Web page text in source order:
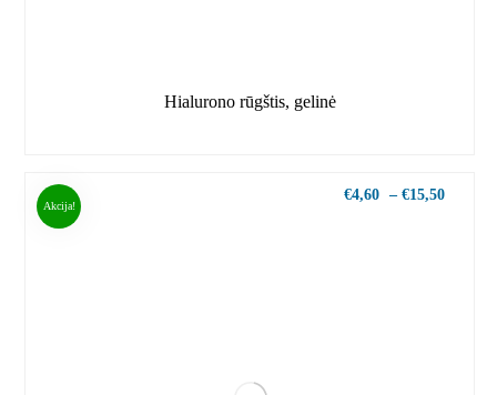
Hialurono rūgštis, gelinė
Akcija!
€4,60 – €15,50